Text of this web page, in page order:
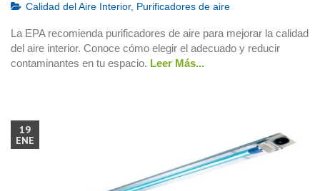
Calidad del Aire Interior, Purificadores de aire
La EPA recomienda purificadores de aire para mejorar la calidad
del aire interior. Conoce cómo elegir el adecuado y reducir
contaminantes en tu espacio. Leer Más...
19
ENE